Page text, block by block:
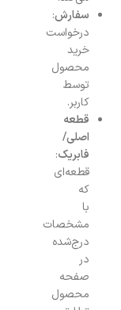
سفارش:
درخواست
خرید
محصول
توسط
کاربر.
قطعه
اصلی/
فابریک:
قطعه‌ای
که
با
مشخصات
درج‌شده
در
صفحه
محصول